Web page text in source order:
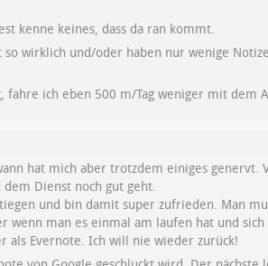
kenne keines, dass da ran kommt.
wirklich und/oder haben nur wenige
fahre ich eben 500 m/Tag weniger mit dem
hat mich aber trotzdem einiges genervt.
Dienst noch gut geht.
und bin damit super zufrieden. Man
wenn man es einmal am laufen hat und
als Evernote. Ich will nie wieder zurück!